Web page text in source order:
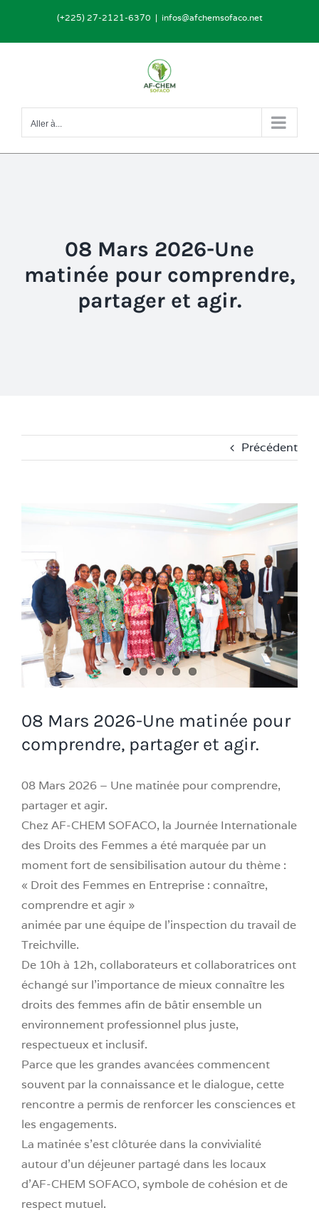
(+225) 27-2121-6370 | infos@afchemsofaco.net
Aller à...
08 Mars 2026-Une
matinée pour comprendre,
partager et agir.
Précédent
Voir
agrandie
08 Mars 2026-Une matinée pour
comprendre, partager et agir.
08 Mars 2026 – Une matinée pour comprendre,
partager et agir.
Chez AF-CHEM SOFACO, la Journée Internationale
des Droits des Femmes a été marquée par un
moment fort de sensibilisation autour du thème :
« Droit des Femmes en Entreprise : connaître,
comprendre et agir »
animée par une équipe de l’inspection du travail de
Treichville.
De 10h à 12h, collaborateurs et collaboratrices ont
échangé sur l’importance de mieux connaître les
droits des femmes afin de bâtir ensemble un
environnement professionnel plus juste,
respectueux et inclusif.
Parce que les grandes avancées commencent
souvent par la connaissance et le dialogue, cette
rencontre a permis de renforcer les consciences et
les engagements.
La matinée s’est clôturée dans la convivialité
autour d’un déjeuner partagé dans les locaux
d’AF-CHEM SOFACO, symbole de cohésion et de
respect mutuel.